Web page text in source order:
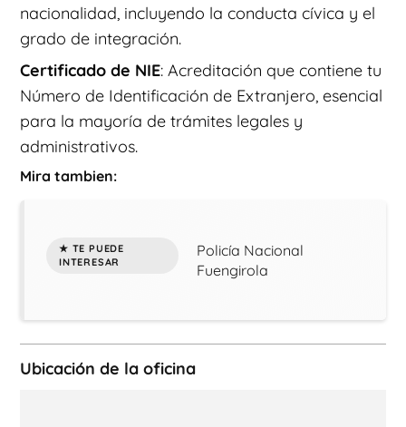
nacionalidad, incluyendo la conducta cívica y el
grado de integración.
Certificado de NIE: Acreditación que contiene tu
Número de Identificación de Extranjero, esencial
para la mayoría de trámites legales y
administrativos.
Mira tambien:
Policía Nacional
Fuengirola
Ubicación de la oficina